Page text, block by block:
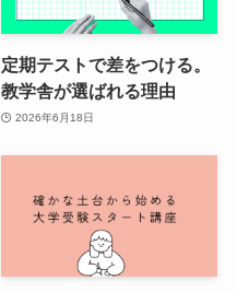
定期テストで差をつける。
教学舎が選ばれる理由
2026年6月18日